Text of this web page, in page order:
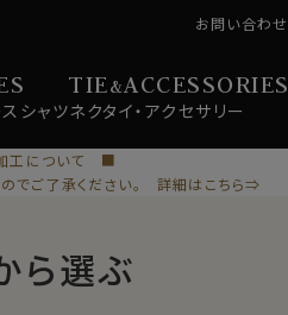
シャツ
TIE&ACCESSORIES
ネクタイ・ アクセサリー
お問い合わせ
工について ■
でご了承ください。 詳細はこちら⇒
ら選ぶ